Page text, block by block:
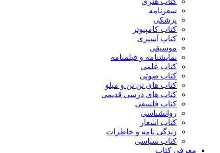
سفرنامه
پزشکی
کتاب کامپیوتر
کتاب آشپزی
موسیقی
نمایشنامه و فیلمنامه
کتاب علمی
کتاب صوتی
کتاب های تن تن و میلو
کتاب های درسی قدیمی
کتاب فلسفی
روانشناسی
کتاب اشعار
زندگی نامه و خاطرات
کتاب سیاسی
معرفی کتاب